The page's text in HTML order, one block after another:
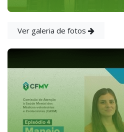
Ver galeria de fotos